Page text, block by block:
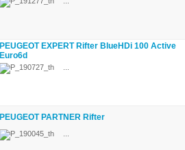
PEUGEOT EXPERT Rifter BlueHDi 100 Active
Euro6d
PEUGEOT PARTNER Rifter